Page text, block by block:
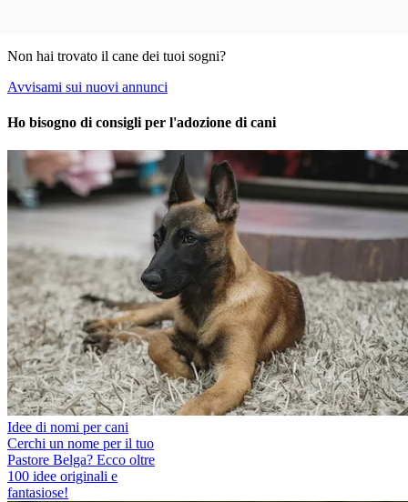
Non hai trovato il cane dei tuoi sogni?
Avvisami sui nuovi annunci
Ho bisogno di consigli per l'adozione di cani
Idee di nomi per cani
Cerchi un nome per il tuo
Pastore Belga? Ecco oltre
100 idee originali e
fantasiose!